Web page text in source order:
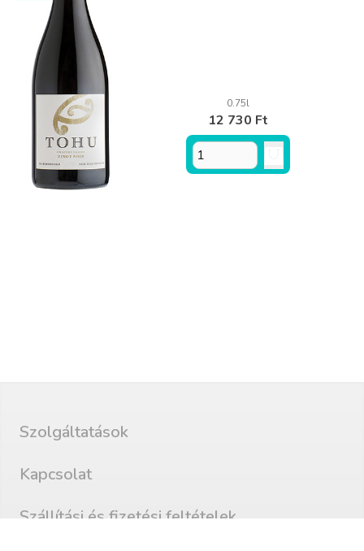
0.75l
12 730 Ft
Szolgáltatások
Kapcsolat
Szállítási és fizetési feltételek